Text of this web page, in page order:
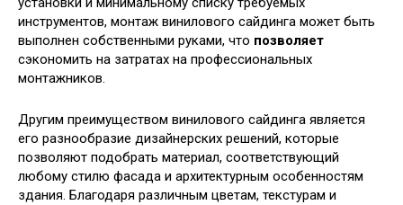
инструментов, монтаж винилового сайдинга может быть
выполнен собственными руками, что позволяет
сэкономить на затратах на профессиональных
монтажников.
Другим преимуществом винилового сайдинга является
его разнообразие дизайнерских решений, которые
позволяют подобрать материал, соответствующий
любому стилю фасада и архитектурным особенностям
здания. Благодаря различным цветам, текстурам и